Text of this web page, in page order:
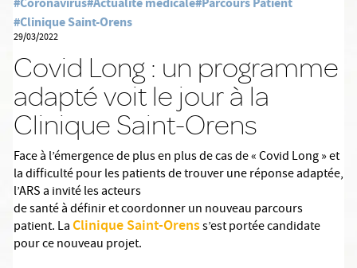
#Clinique Saint-Orens
29/03/2022
Covid Long : un programme
adapté voit le jour à la
Clinique Saint-Orens
Face à l’émergence de plus en plus de cas de « Covid Long » et
la difficulté pour les patients de trouver une réponse adaptée,
l’ARS a invité les acteurs
de santé à définir et coordonner un nouveau parcours
patient. La Clinique Saint-Orenss’est portée candidate
pour ce nouveau projet.